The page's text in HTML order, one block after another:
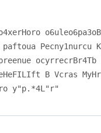
paftoua Pecny1nurcu
B Vcras
y"p.*4L"r"